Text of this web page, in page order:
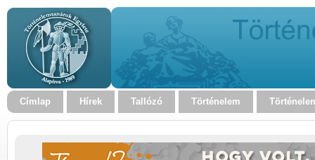
Címlap Hírek Tallózó Történelem